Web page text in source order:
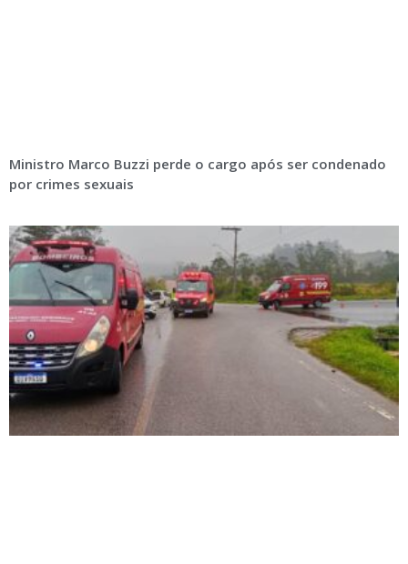
Ministro Marco Buzzi perde o cargo após ser condenado
por crimes sexuais